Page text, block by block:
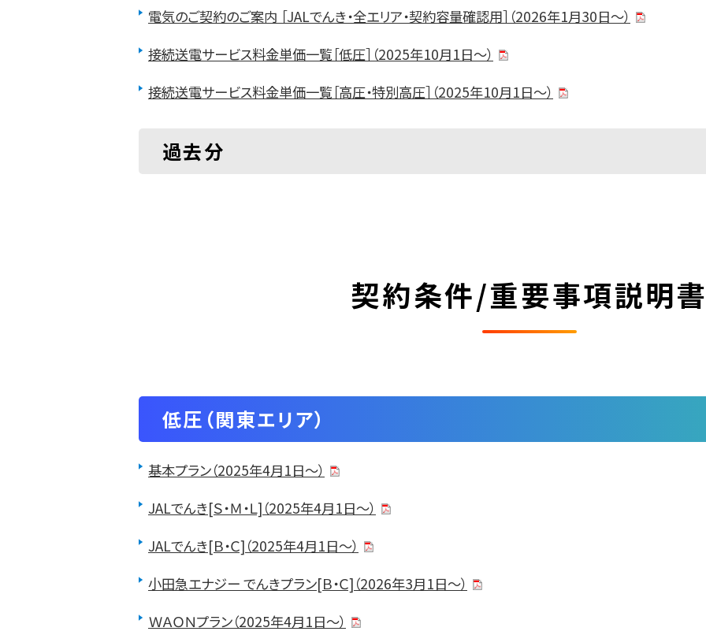
電気のご契約のご案内 ［JALでんき・全エリア・契約容量確認用］（2026年1月30日～）
接続送電サービス料金単価一覧［低圧］（2025年10月1日～）
接続送電サービス料金単価一覧［高圧・特別高圧］（2025年10月1日～）
過去分
契約条件/重要事項説明
低圧 （関東エリア）
基本プラン（2025年4月1日～）
JALでんき[Ｓ・Ｍ・Ｌ]（2025年4月1日～）
JALでんき[Ｂ・Ｃ]（2025年4月1日～）
小田急エナジー でんきプラン[Ｂ・Ｃ]（2026年3月1日～）
ＷＡＯＮプラン（2025年4月1日～）